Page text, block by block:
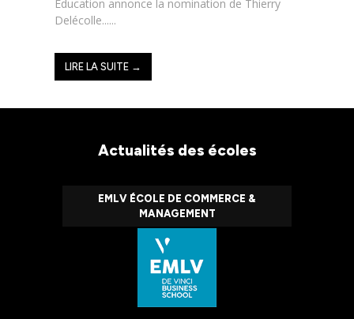
Education annonce la nomination de Thierry
Delécolle......
LIRE LA SUITE →
Actualités des écoles
EMLV ÉCOLE DE COMMERCE &
MANAGEMENT